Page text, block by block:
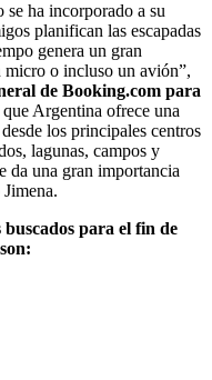
ha incorporado a su
planifican las escapadas
genera un gran
micro o incluso un avión”,
de Booking.com para
Argentina ofrece una
los principales centros
lagunas, campos y
da una gran importancia
para el fin de